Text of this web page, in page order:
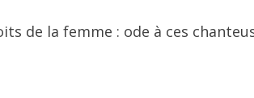
de la femme : ode à ces